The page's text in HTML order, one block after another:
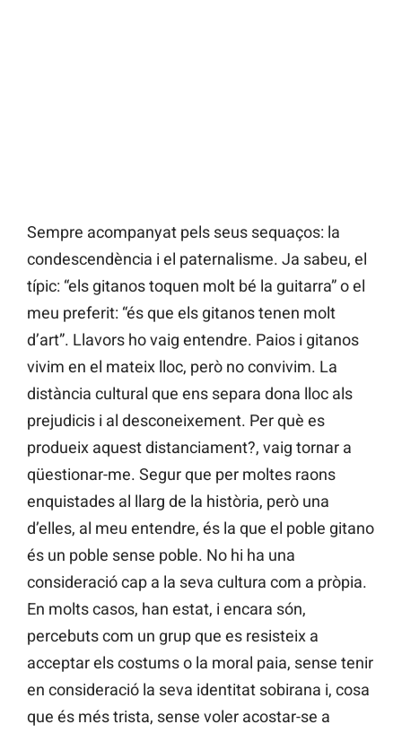
Sempre acompanyat pels seus sequaços: la
condescendència i el paternalisme. Ja sabeu, el
típic: “els gitanos toquen molt bé la guitarra” o el
meu preferit: “és que els gitanos tenen molt
d’art”. Llavors ho vaig entendre. Paios i gitanos
vivim en el mateix lloc, però no convivim. La
distància cultural que ens separa dona lloc als
prejudicis i al desconeixement. Per què es
produeix aquest distanciament?, vaig tornar a
qüestionar-me. Segur que per moltes raons
enquistades al llarg de la història, però una
d’elles, al meu entendre, és la que el poble gitano
és un poble sense poble. No hi ha una
consideració cap a la seva cultura com a pròpia.
En molts casos, han estat, i encara són,
percebuts com un grup que es resisteix a
acceptar els costums o la moral paia, sense tenir
en consideració la seva identitat sobirana i, cosa
que és més trista, sense voler acostar-se a